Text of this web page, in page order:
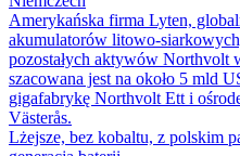
Amerykańska firma Lyten,
akumulatorów litowo-
pozostałych aktywów Northvolt
szacowana jest na około 5 mld
gigafabrykę Northvolt Ett i
Västerås.
Lżejsze, bez kobaltu, z polskim